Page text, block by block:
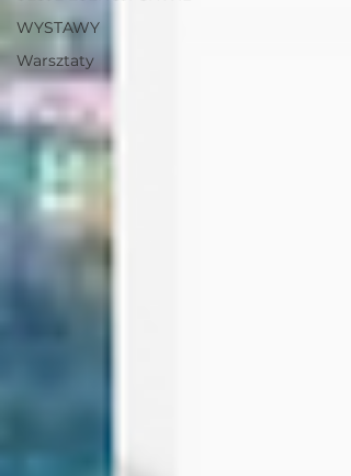
WYSTAWY
Warsztaty